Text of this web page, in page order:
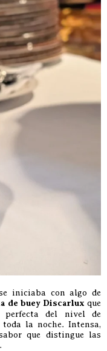
iniciaba con algo de
de buey Discarlux que
perfecta del nivel de
la noche. Intensa,
que distingue las